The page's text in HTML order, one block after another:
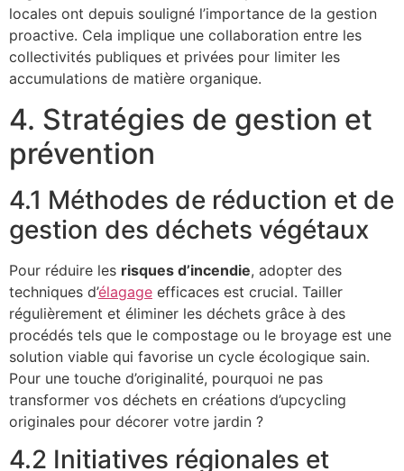
locales ont depuis souligné l’importance de la gestion
proactive. Cela implique une collaboration entre les
collectivités publiques et privées pour limiter les
accumulations de matière organique.
4. Stratégies de gestion et
prévention
4.1 Méthodes de réduction et de
gestion des déchets végétaux
Pour réduire les risques d’incendie, adopter des
techniques d’élagage efficaces est crucial. Tailler
régulièrement et éliminer les déchets grâce à des
procédés tels que le compostage ou le broyage est une
solution viable qui favorise un cycle écologique sain.
Pour une touche d’originalité, pourquoi ne pas
transformer vos déchets en créations d’upcycling
originales pour décorer votre jardin ?
4.2 Initiatives régionales et